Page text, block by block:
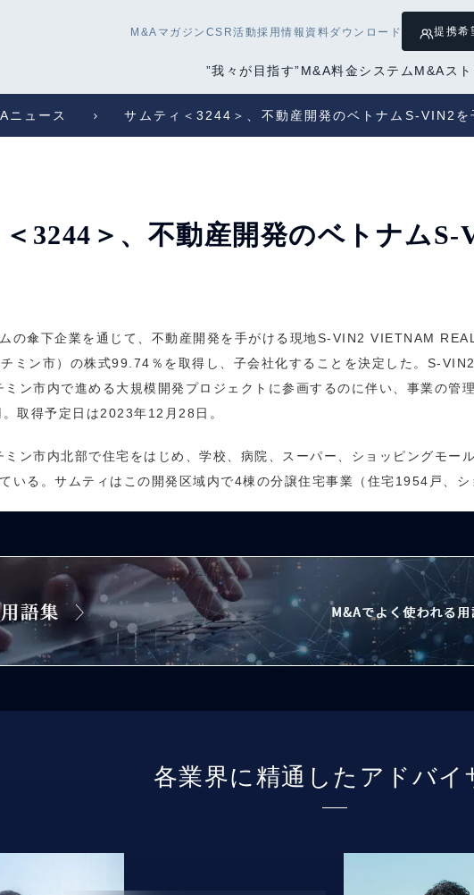
M&Aマガジン CSR活動採用情報 資料ダウンロード 提携希
”我々が目指す”M&A料金システム M&Aス
ニュース サムティ＜3244＞、不動産開発のベトナムS-VIN2を
3244＞、不動産開発のベトナム
の傘下企業を通じて、不動産開発を手がける現地S-VIN2 VIETNAM
ミン市）の株式99.74％を取得し、子会社化することを決定した。S-
ン市内で進める大規模開発プロジェクトに参画するのに伴い、事業の管
取得予定日は2023年12月28日。
ン市内北部で住宅をはじめ、学校、病院、スーパー、ショッピングモー
いる。サムティはこの開発区域内で4棟の分譲住宅事業（住宅1954戸、シ
各業界に精通したアドバイ